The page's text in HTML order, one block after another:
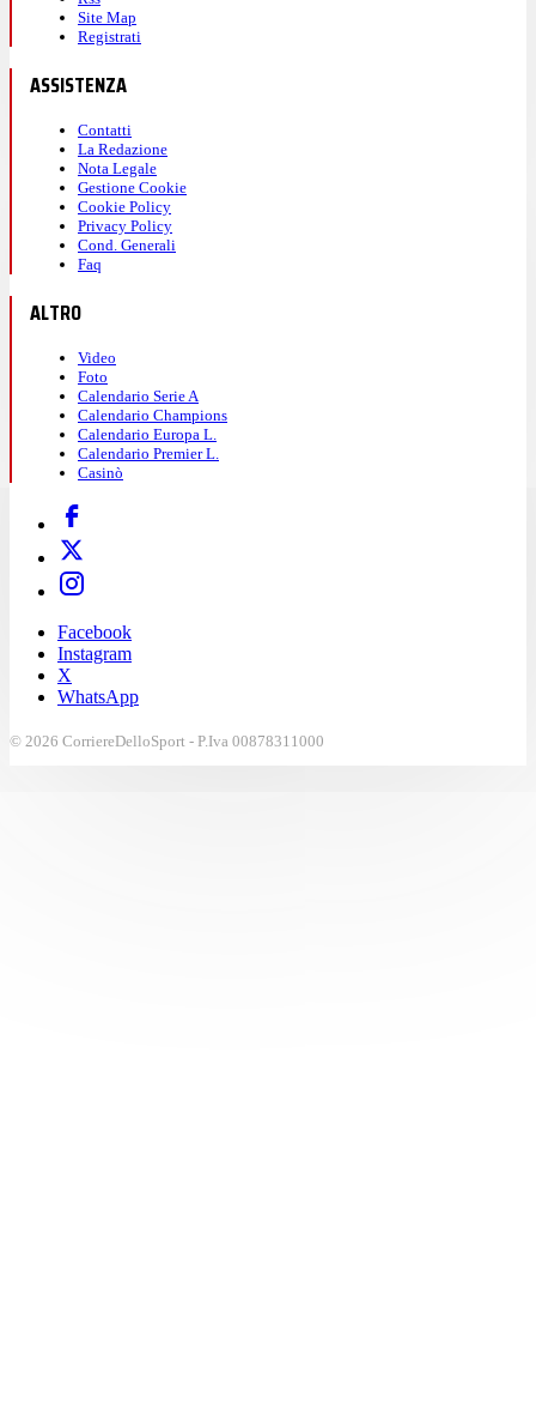
Site Map
Registrati
ASSISTENZA
Contatti
La Redazione
Nota Legale
Gestione Cookie
Cookie Policy
Privacy Policy
Cond. Generali
Faq
ALTRO
Video
Foto
Calendario Serie A
Calendario Champions
Calendario Europa L.
Calendario Premier L.
Casinò
Facebook
Instagram
X
WhatsApp
© 2026 CorriereDelloSport - P.Iva 00878311000